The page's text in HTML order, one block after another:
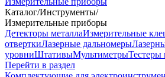
Каталог/Инструменты/
Измерительные приборы
Детекторы металлаИзмерительные
отверткиЛазерные дальномеры
уровниШтативыМультиметрыТестеры
Перейти в раздел